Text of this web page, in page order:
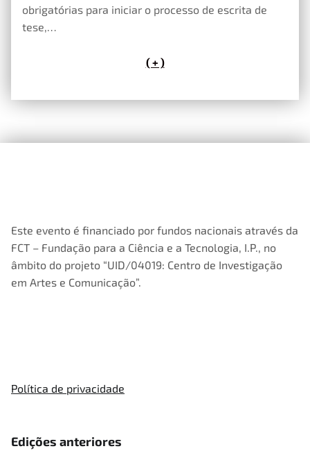
obrigatórias para iniciar o processo de escrita de
tese,…
( + )
Este evento é financiado por fundos nacionais através da
FCT – Fundação para a Ciência e a Tecnologia, I.P., no
âmbito do projeto “UID/04019: Centro de Investigação
em Artes e Comunicação”.
Política de privacidade
Edições anteriores